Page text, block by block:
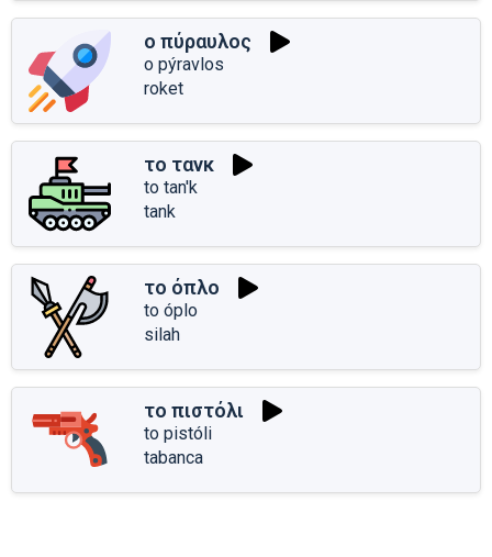
ο πύραυλος
o pýravlos
roket
το τανκ
to tan'k
tank
το όπλο
to óplo
silah
το πιστόλι
to pistóli
tabanca